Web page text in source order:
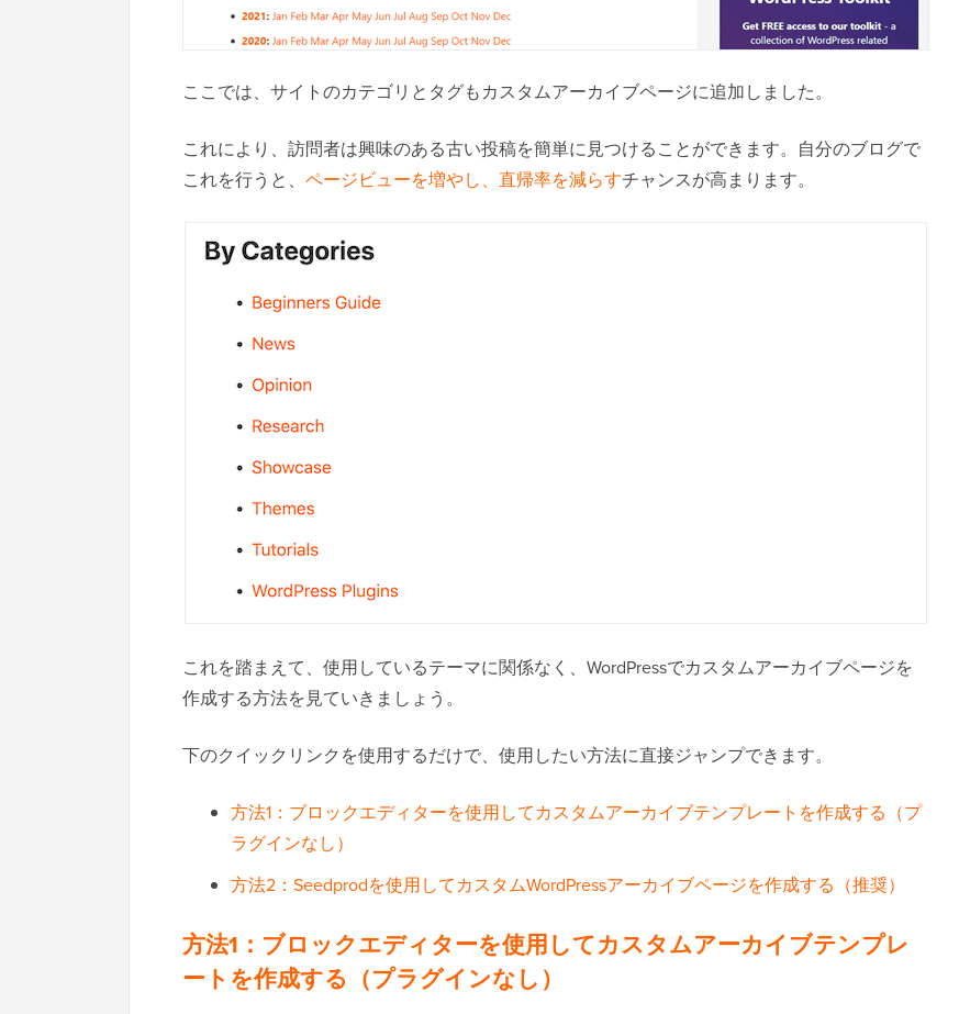
ここでは、サイトのカテゴリとタグもカスタムアーカイブページに追加しました。
これにより、訪問者は興味のある古い投稿を簡単に見つけることができます。自分のブログで
これを行うと、 ページビューを増やし、直帰率を減らすチャンスが高まります。
これを踏まえて、使用しているテーマに関係なく、WordPressでカスタムアーカイブページを
作成する方法を見ていきましょう。
下のクイックリンクを使用するだけで、使用したい方法に直接ジャンプできます。
方法1：ブロックエディターを使用してカスタムアーカイブテンプレートを作成する（プ
ラグインなし）
方法2：Seedprodを使用してカスタムWordPressアーカイブページを作成する（推奨）
方法1：ブロックエディターを使用してカスタムアーカイブテンプレ
ートを作成する（プラグインなし）